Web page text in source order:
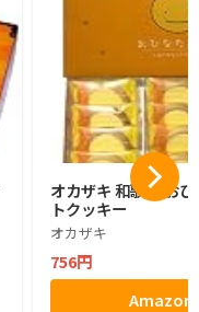
オカザキ 和歌山 お
トクッキー
オカザキ
756円
Amazon